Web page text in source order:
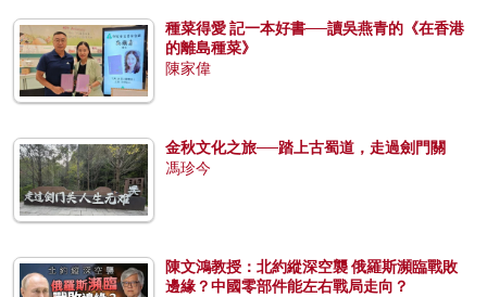
種菜得愛 記一本好書──讀吳燕青的《在香港
的離島種菜》
陳家偉
金秋文化之旅──踏上古蜀道，走過劍門關
馮珍今
陳文鴻教授：北約縱深空襲 俄羅斯瀕臨戰敗
邊緣？中國零部件能左右戰局走向？